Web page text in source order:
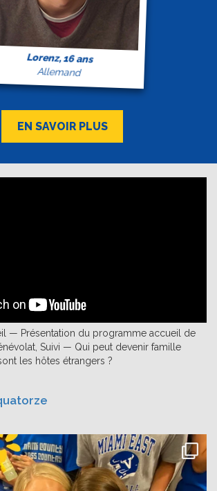
Lorenz, 16 ans
Allemand
EN SAVOIR PLUS
— Présentation du programme accueil de
Suivi — Qui peut devenir famille
les hôtes étrangers ?